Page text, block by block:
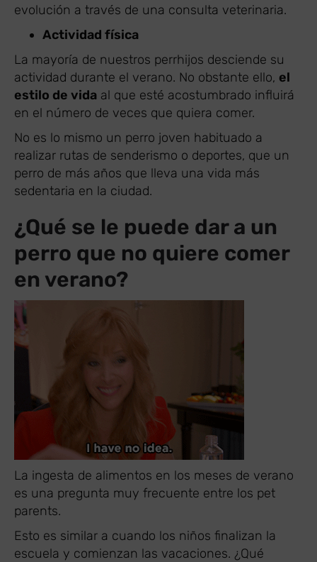
evolución a través de una consulta veterinaria.
Actividad física
La mayoría de nuestros perrhijos desciende su
actividad durante el verano. No obstante ello, el
estilo de vida al que esté acostumbrado influirá
en el número de veces que quiera comer.
No es lo mismo un perro joven habituado a
realizar rutas de senderismo o deportes, que un
perro de más años que lleva una vida más
sedentaria en la ciudad.
¿Qué se le puede dar a un
perro que no quiere comer
en verano?
La ingesta de alimentos en los meses de verano
es una pregunta muy frecuente entre los pet
parents.
Esto es similar a cuando los niños finalizan la
escuela y comienzan las vacaciones. ¿Qué